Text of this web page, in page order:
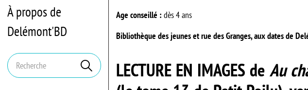
À propos de
Delémont'BD
Mots
clés
Rechercher
Age conseillé : dès 4 ans
Bibliothèque des jeunes et rue des Granges, aux dates de
LECTURE EN IMAGES de Au